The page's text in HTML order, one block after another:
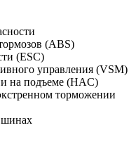
(ABS)
(ESC)
управления (VSM)
на подъеме (HAC)
торможении
шинах